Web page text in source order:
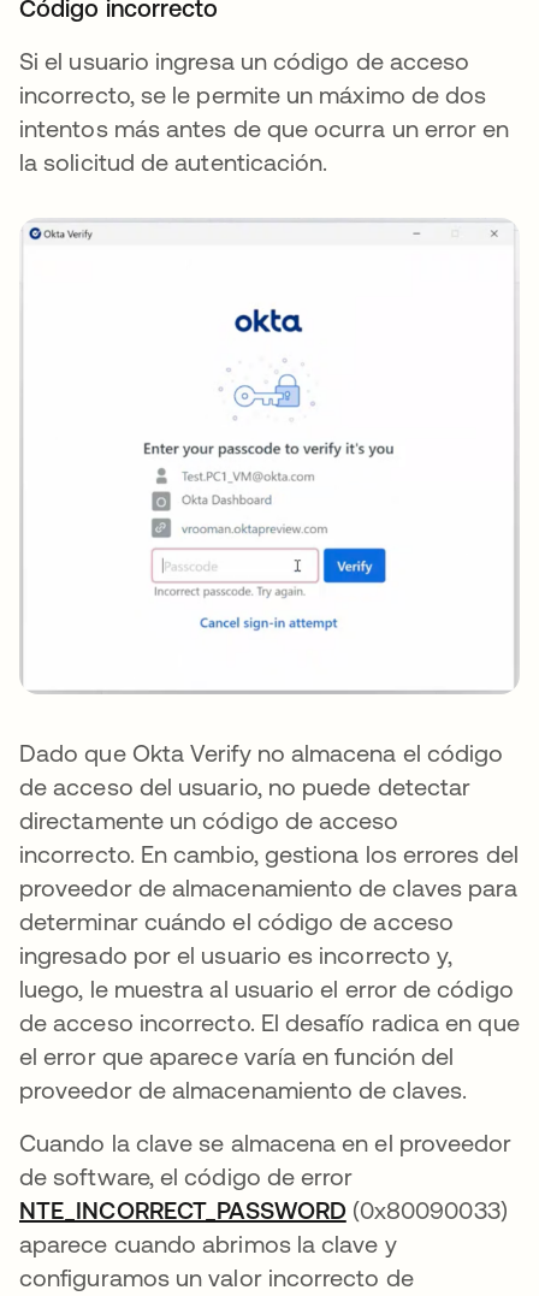
Código incorrecto
Si el usuario ingresa un código de acceso
incorrecto, se le permite un máximo de dos
intentos más antes de que ocurra un error en
la solicitud de autenticación.
Dado que Okta Verify no almacena el código
de acceso del usuario, no puede detectar
directamente un código de acceso
incorrecto. En cambio, gestiona los errores del
proveedor de almacenamiento de claves para
determinar cuándo el código de acceso
ingresado por el usuario es incorrecto y,
luego, le muestra al usuario el error de código
de acceso incorrecto. El desafío radica en que
el error que aparece varía en función del
proveedor de almacenamiento de claves.
Cuando la clave se almacena en el proveedor
de software, el código de error
NTE_INCORRECT_PASSWORD se abre en una
(0x80090033)
aparece cuando abrimos la clave y
configuramos un valor incorrecto de